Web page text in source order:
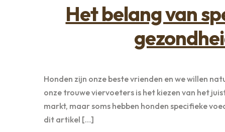
Het belang van
Honden zijn onze beste vrienden en we willen
onze trouwe viervoeters is het kiezen van het
markt, maar soms hebben honden specifieke
dit artikel […]